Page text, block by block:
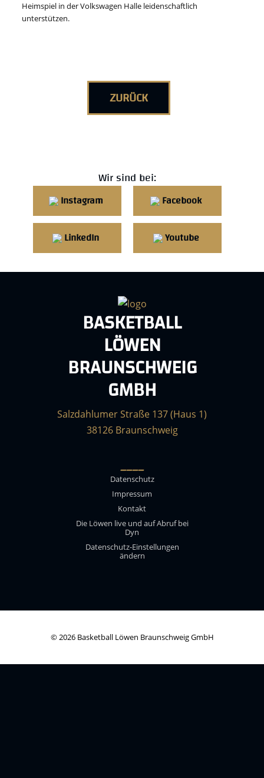
Heimspiel in der Volkswagen Halle leidenschaftlich
unterstützen.
ZURÜCK
Wir sind bei:
Instagram Facebook
LinkedIn Youtube
BASKETBALL
LÖWEN
BRAUNSCHWEIG
GMBH
Salzdahlumer Straße 137 (Haus 1)
38126 Braunschweig
____
Datenschutz
Impressum
Kontakt
Die Löwen live und auf Abruf bei
Dyn
Datenschutz-Einstellungen
ändern
© 2026 Basketball Löwen Braunschweig GmbH